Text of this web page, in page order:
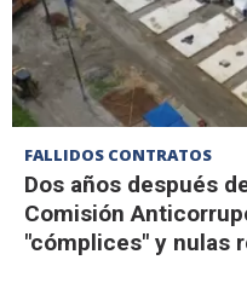
FALLIDOS CONTRATOS
Dos años después
Comisión
"cómplices" y nulas